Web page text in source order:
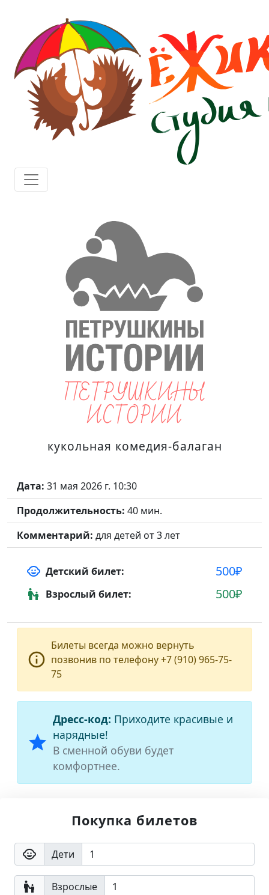
ПЕТРУШКИНЫ
ИСТОРИИ
кукольная комедия-балаган
Дата: 31 мая 2026 г. 10:30
Продолжительность: 40 мин.
Комментарий: для детей от 3 лет
child_care Детский билет: 500₽
escalator_warning Взрослый билет: 500₽
info_outline
Билеты всегда можно вернуть
позвонив по телефону +7 (910) 965-75-
75
star
Дресс-код: Приходите красивые и
нарядные!
В сменной обуви будет
комфортнее.
Покупка билетов
child_care Дети
escalator_warning Взрослые